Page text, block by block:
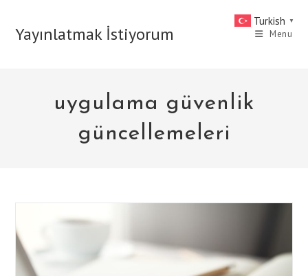
contentYayınlatmak İstiyorum Menu
uygulama güvenlik
güncellemeleri
Turkish ▼